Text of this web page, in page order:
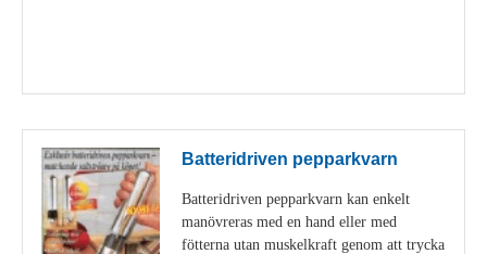
Batteridriven pepparkvarn
Batteridriven pepparkvarn kan enkelt
manövreras med en hand eller med
fötterna utan muskelkraft genom att trycka